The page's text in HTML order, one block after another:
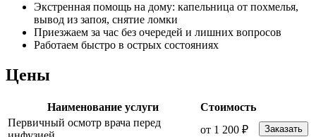
Экстренная помощь на дому: капельница от похмелья,
вывод из запоя, снятие ломки
Приезжаем за час без очередей и лишних вопросов
Работаем быстро в острых состояниях
Цены
Наименование услуги
Стоимость
Первичный осмотр врача перед
от 1 200 ₽ Заказать